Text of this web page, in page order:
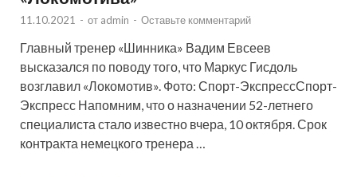
11.10.2021 - от admin - Оставьте комментарий
Главный тренер «Шинника» Вадим Евсеев
высказался по поводу того, что Маркус Гисдоль
возглавил «Локомотив». Фото: Спорт-ЭкспрессСпорт-
Экспресс Напомним, что о назначении 52-летнего
специалиста стало известно вчера, 10 октября. Срок
контракта немецкого тренера …